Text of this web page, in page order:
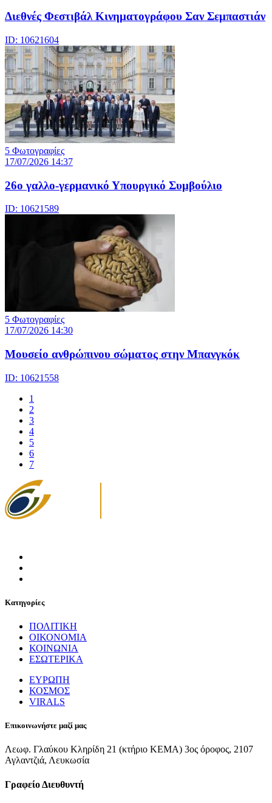
Διεθνές Φεστιβάλ Κινηματογράφου Σαν Σεμπαστιάν
ID: 10621604
5 Φωτογραφίες
17/07/2026 14:37
26ο γαλλο-γερμανικό Υπουργικό Συμβούλιο
ID: 10621589
5 Φωτογραφίες
17/07/2026 14:30
Μουσείο ανθρώπινου σώματος στην Μπανγκόκ
ID: 10621558
1
2
3
4
5
6
7
Κατηγορίες
ΠΟΛΙΤΙΚΗ
ΟΙΚΟΝΟΜΙΑ
ΚΟΙΝΩΝΙΑ
ΕΣΩΤΕΡΙΚΑ
ΕΥΡΩΠΗ
ΚΟΣΜΟΣ
VIRALS
Επικοινωνήστε μαζί μας
Λεωφ. Γλαύκου Κληρίδη 21 (κτήριο ΚΕΜΑ) 3ος όροφος, 2107
Αγλαντζιά, Λευκωσία
Γραφείο Διευθυντή